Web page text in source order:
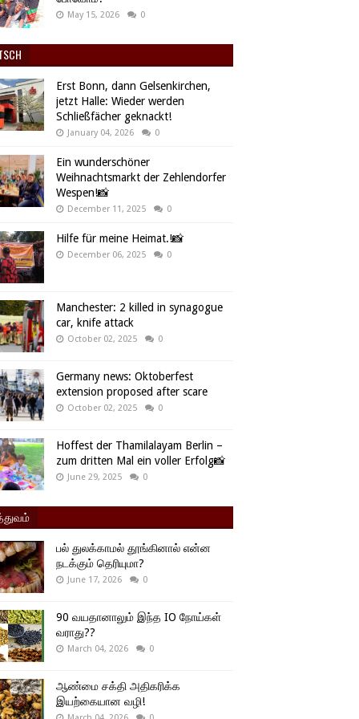
May 15, 2026 0
Erst Bonn, dann Gelsenkirchen,
jetzt Halle: Wieder werden
Schließfächer geknackt!
January 04, 2026 0
Ein wunderschöner
Weihnachtsmarkt der Zehlendorfer
Wespen!📸
December 11, 2025 0
Hilfe für meine Heimat.!📸
December 06, 2025 0
Manchester: 2 killed in synagogue
car, knife attack
October 02, 2025 0
Germany news: Oktoberfest
extension proposed after scare
October 02, 2025 0
Hoffest der Thamilalayam Berlin –
zum dritten Mal ein voller Erfolg📸
June 29, 2025 0
பல் துலக்காமல் தூங்கினால் என்ன
நடக்கும் தெரியுமா?
June 17, 2026 0
90 வயதானாலும் இந்த IO நோய்கள்
வராது??
March 04, 2026 0
ஆண்மை சக்தி அதிகரிக்க
இயற்கையான வழி!